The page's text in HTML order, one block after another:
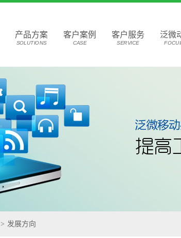
产品方案
SOLUTIONS
客户案例
CASE
客户服务
SERVICE
泛微
> 发展方向